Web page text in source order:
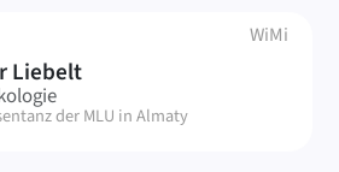
Liebelt
WiMi
der MLU in Almaty